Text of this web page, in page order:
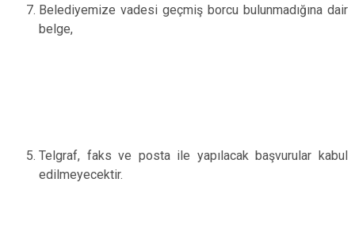
Belediyemize vadesi geçmiş borcu bulunmadığına dair
belge,
Telgraf, faks ve posta ile yapılacak başvurular kabul
edilmeyecektir.